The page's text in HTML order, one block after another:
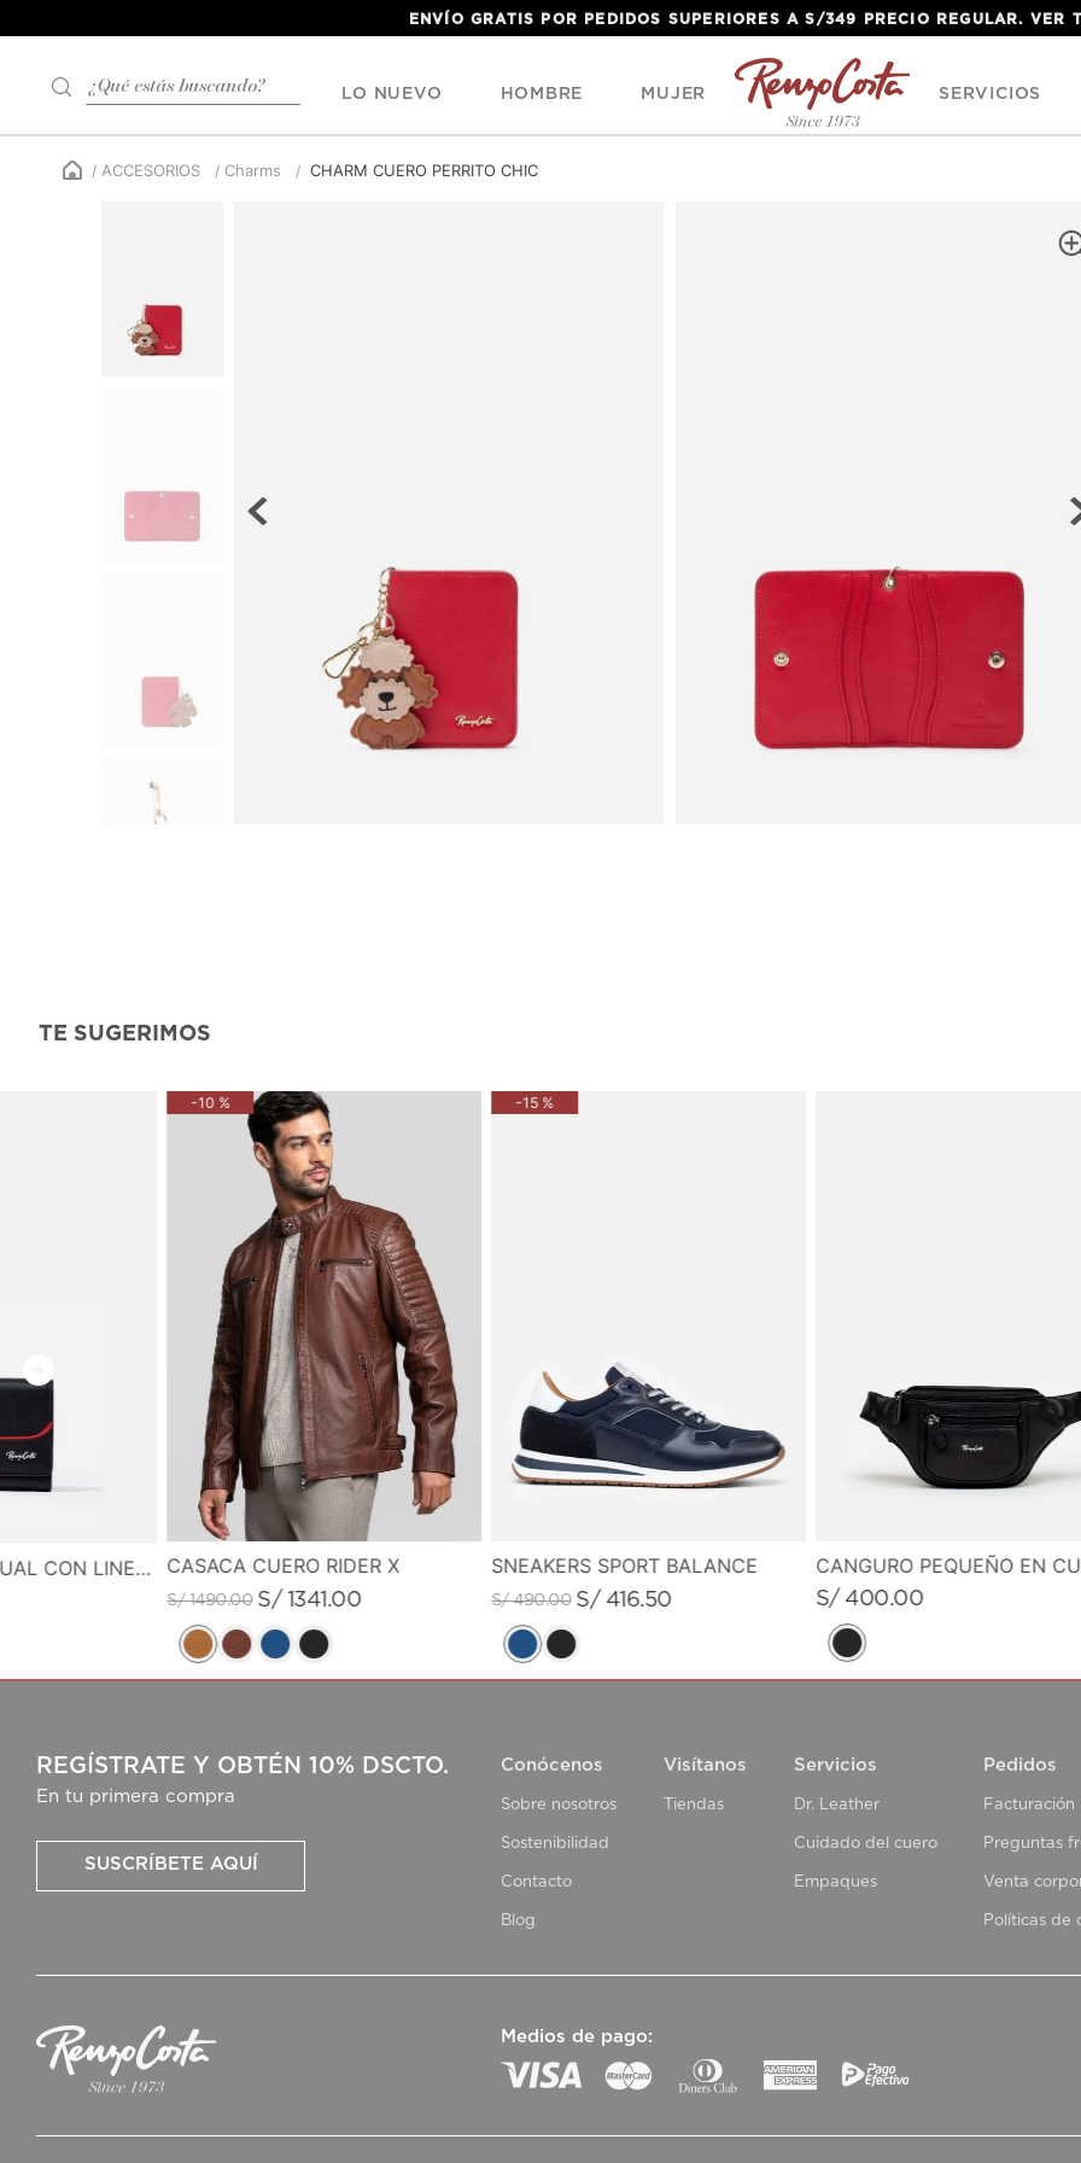
ENVÍO GRATIS POR PEDIDOS SUPERIORES A S/349 PRECIO REGULAR. VER
LO NUEVO HOMBRE MUJER SERVICIOS
ACCESORIOS Charms CHARM CUERO PERRITO CHIC
TE SUGERIMOS
MONEDERO CASUAL CON LINEA DE COLOR EN CONTRASTE
-10 %
CASACA CUERO RIDER X
S/ 1490.00 S/ 1341.00
-15 %
SNEAKERS SPORT BALANCE
S/ 490.00 S/ 416.50 S/ 400.00
REGÍSTRATE Y OBTÉN 10% DSCTO.
En tu primera compra
SUSCRÍBETE AQUÍ
Conócenos
Sobre nosotros
Sostenibilidad
Contacto
Blog
Visítanos
Tiendas
Servicios
Dr. Leather
Cuidado del cuero
Empaques
Pedidos
Facturación
Preguntas
Venta
Políticas de
Medios de pago: